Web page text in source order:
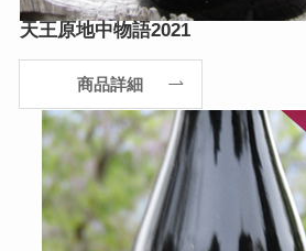
天王原地中物語2021
商品詳細